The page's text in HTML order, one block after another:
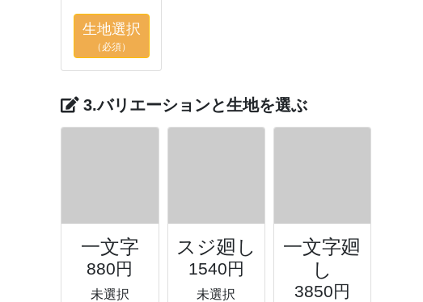
生地選択
（必須）
3.バリエーションと生地を選ぶ
一文字
880円
未選択
スジ廻し
1540円
未選択
一文字廻
し
3850円